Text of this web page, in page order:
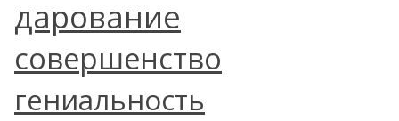
дарование
совершенство
гениальность